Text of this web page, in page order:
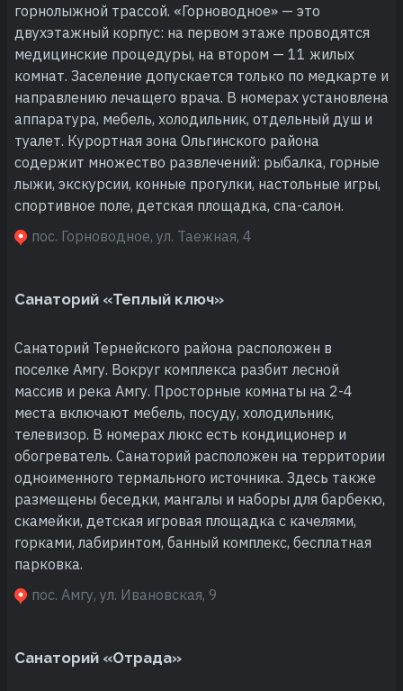
горнолыжной трассой. «Горноводное» — это
двухэтажный корпус: на первом этаже проводятся
медицинские процедуры, на втором — 11 жилых
комнат. Заселение допускается только по медкарте и
направлению лечащего врача. В номерах установлена
аппаратура, мебель, холодильник, отдельный душ и
туалет. Курортная зона Ольгинского района
содержит множество развлечений: рыбалка, горные
лыжи, экскурсии, конные прогулки, настольные игры,
спортивное поле, детская площадка, спа-салон.
пос. Горноводное, ул. Таежная, 4
Санаторий «Теплый ключ»
Санаторий Тернейского района расположен в
поселке Амгу. Вокруг комплекса разбит лесной
массив и река Амгу. Просторные комнаты на 2-4
места включают мебель, посуду, холодильник,
телевизор. В номерах люкс есть кондиционер и
обогреватель. Санаторий расположен на территории
одноименного термального источника. Здесь также
размещены беседки, мангалы и наборы для барбекю,
скамейки, детская игровая площадка с качелями,
горками, лабиринтом, банный комплекс, бесплатная
парковка.
пос. Амгу, ул. Ивановская, 9
Санаторий «Отрада»